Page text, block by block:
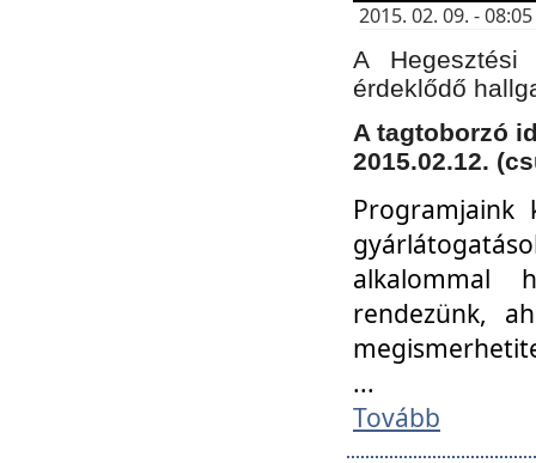
2015. 02. 09. -
A
érdeklődő
A tagtoborzó
2015.02.12.
Programjaink
alkalommal
rendezünk,
...
Tovább